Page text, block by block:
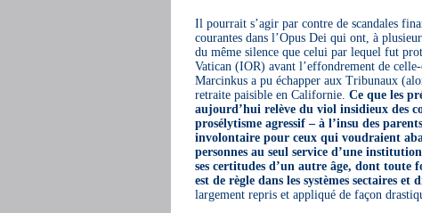
Il pourrait s’agir par contre de scandales
courantes dans l’Opus Dei qui ont, à
du même silence que celui par lequel fut
Vatican (IOR) avant l’effondrement de
Marcinkus a pu échapper aux Tribunaux
retraite paisible en Californie. Ce que les
aujourd’hui relève du viol insidieux des
prosélytisme agressif – à l’insu des
involontaire pour ceux qui voudraient
personnes au seul service d’une
ses certitudes d’un autre âge, dont
est de règle dans les systèmes sectaires et
largement repris et appliqué de façon